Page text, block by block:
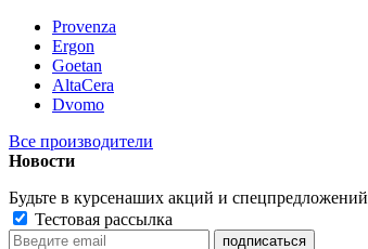
Provenza
Ergon
Goetan
AltaСera
Dvomo
Все производители
Новости
Будьте в курсенаших акций и спецпредложений
Тестовая рассылка